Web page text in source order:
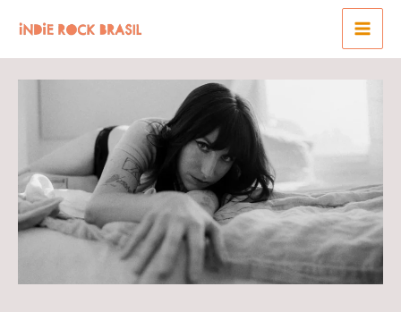
para
o
conteúdo